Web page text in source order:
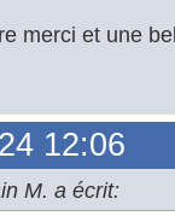
merci et une
12:06
M. a écrit: